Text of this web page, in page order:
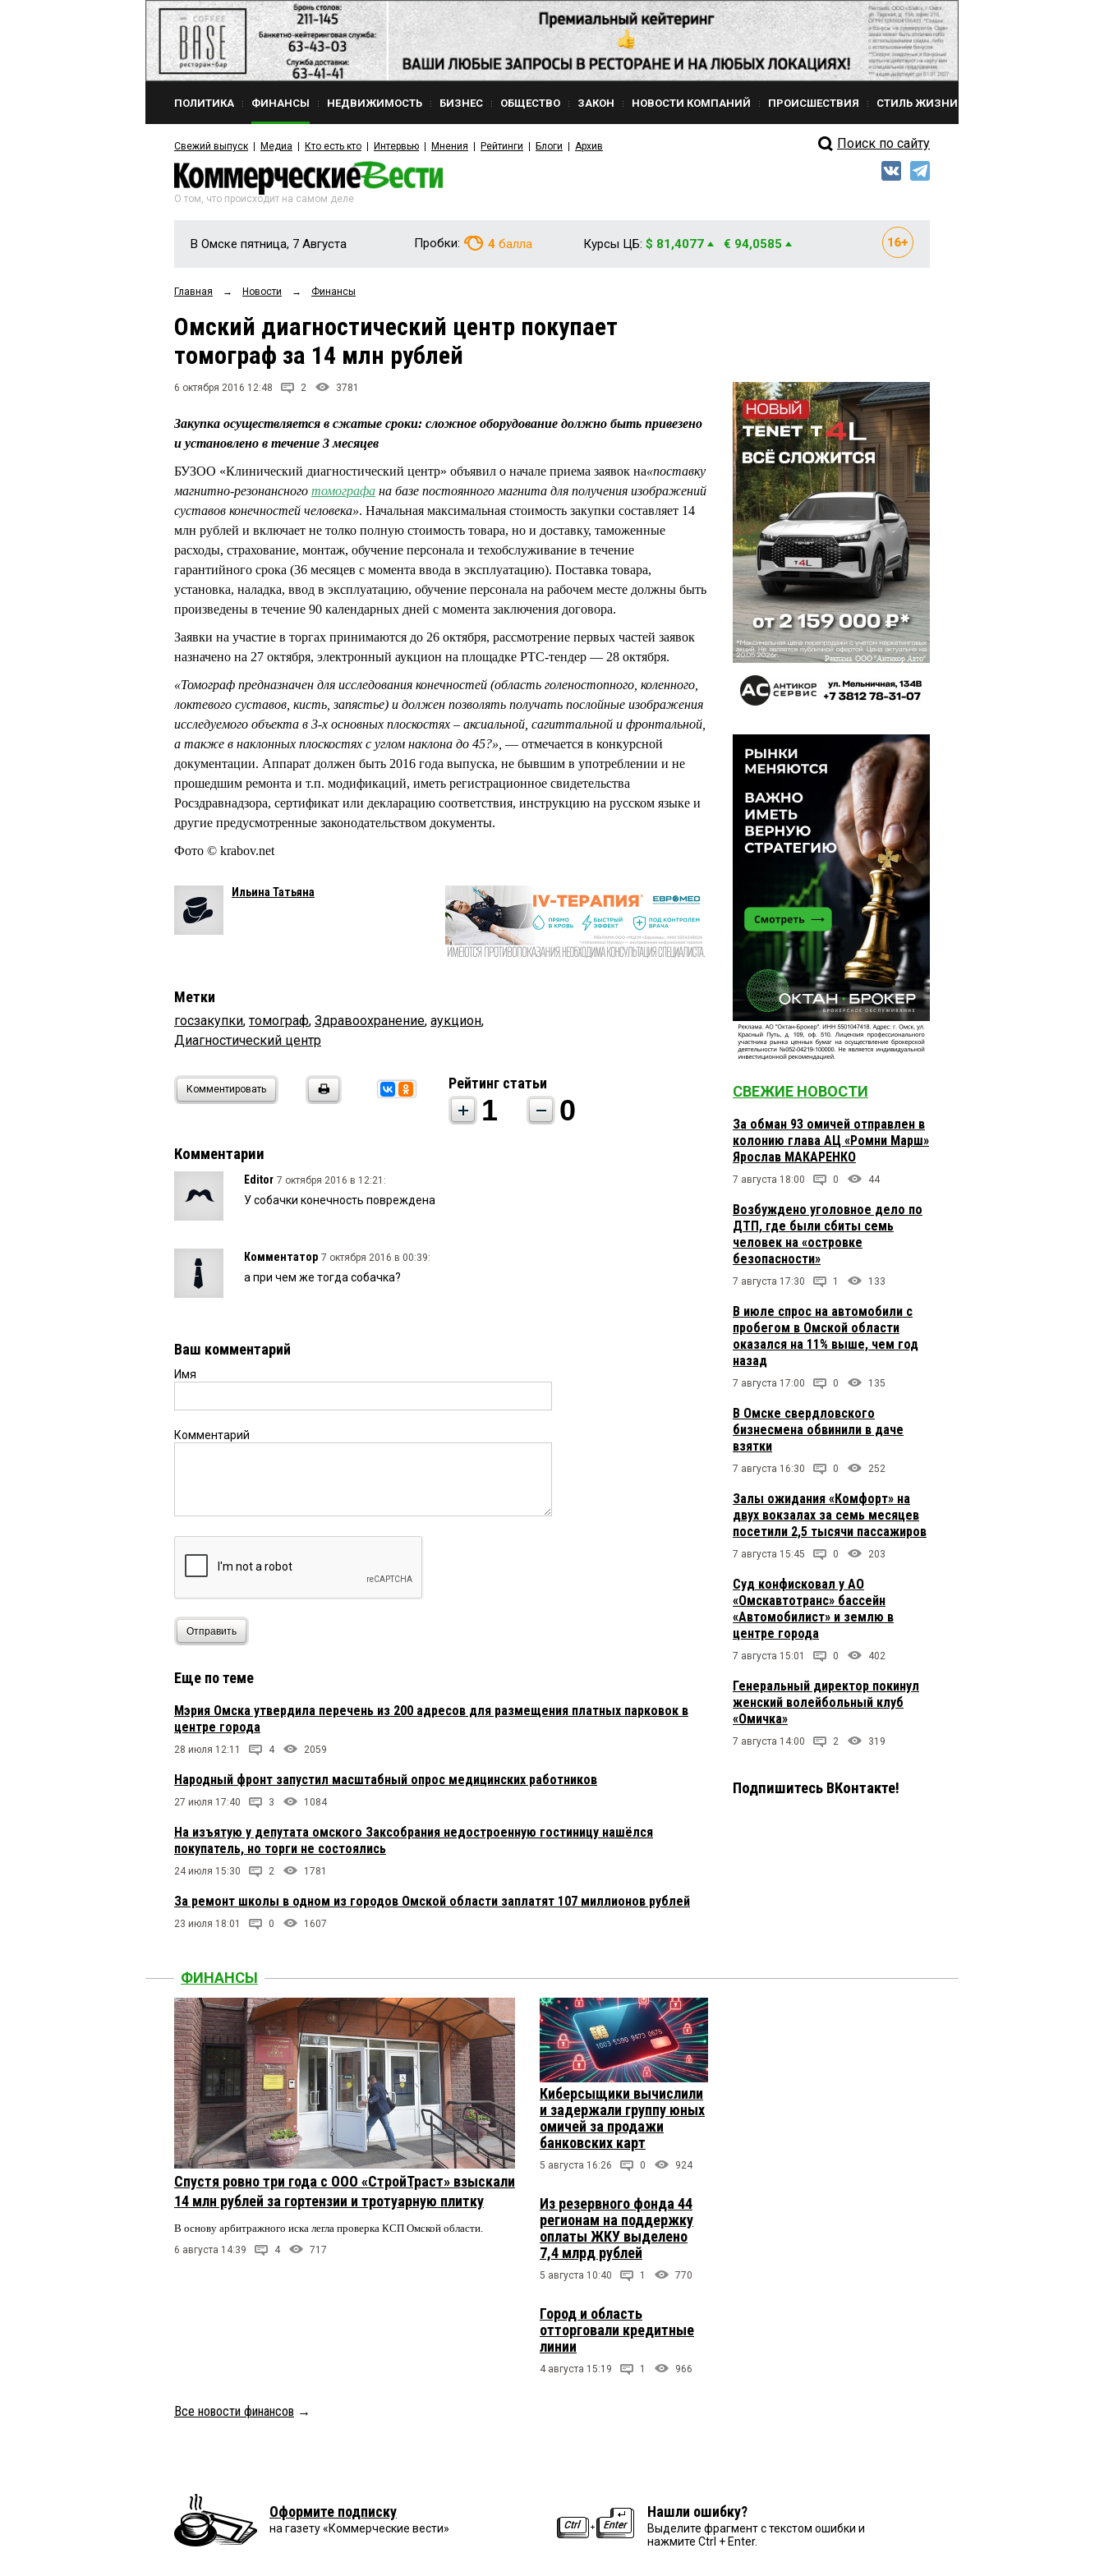
ПОЛИТИКА ФИНАНСЫ НЕДВИЖИМОСТЬ БИЗНЕС ОБЩЕСТВО ЗАКОН НОВОСТИ КОМПАНИЙ ПРОИСШЕСТВИЯ СТИЛЬ ЖИЗНИ
Свежий выпуск Медиа Кто есть кто Интервью Мнения Рейтинги Блоги Архив Поиск по сайту
О том, что происходит на самом деле
В Омске пятница, 7 Августа Пробки: 4 балла Курсы ЦБ: $ 81,4077 € 94,0585
Главная → Новости → Финансы
Омский диагностический центр покупает
томограф за 14 млн рублей
6 октября 2016 12:48 2 3781
Закупка осуществляется в сжатые сроки: сложное оборудование должно быть привезено
и установлено в течение 3 месяцев
БУЗОО «Клинический диагностический центр» объявил о начале приема заявок на«поставку
магнитно-резонансного томографа на базе постоянного магнита для получения изображений
суставов конечностей человека». Начальная максимальная стоимость закупки составляет 14
млн рублей и включает не толко полную стоимость товара, но и доставку, таможенные
расходы, страхование, монтаж, обучение персонала и техобслуживание в течение
гарантийного срока (36 месяцев с момента ввода в эксплуатацию). Поставка товара,
установка, наладка, ввод в эксплуатацию, обучение персонала на рабочем месте должны быть
произведены в течение 90 календарных дней с момента заключения договора.
Заявки на участие в торгах принимаются до 26 октября, рассмотрение первых частей заявок
назначено на 27 октября, электронный аукцион на площадке РТС-тендер — 28 октября.
«Томограф предназначен для исследования конечностей (область голеностопного, коленного,
локтевого суставов, кисть, запястье) и должен позволять получать послойные изображения
исследуемого объекта в 3-х основных плоскостях – аксиальной, сагиттальной и фронтальной,
а также в наклонных плоскостях с углом наклона до 45?», — отмечается в конкурсной
документации. Аппарат должен быть 2016 года выпуска, не бывшим в употреблении и не
прошедшим ремонта и т.п. модификаций, иметь регистрационное свидетельства
Росздравнадзора, сертификат или декларацию соответствия, инструкцию на русском языке и
другие предусмотренные законодательством документы.
Фото © krabov.net
Ильина Татьяна
Метки
госзакупки,томограф, Здравоохранение, аукцион,
Диагностический центр
Комментировать Рейтинг статьи
1 0
Комментарии
Editor 7 октября 2016 в 12:21:
У собачки конечность повреждена
Комментатор 7 октября 2016 в 00:39:
а при чем же тогда собачка?
Ваш комментарий
Имя
Комментарий
Отправить
Еще по теме
Мэрия Омска утвердила перечень из 200 адресов для размещения платных парковок в
центре города
28 июля 12:11 4 2059
Народный фронт запустил масштабный опрос медицинских работников
27 июля 17:40 3 1084
На изъятую у депутата омского Заксобрания недостроенную гостиницу нашёлся
покупатель, но торги не состоялись
24 июля 15:30 2 1781
За ремонт школы в одном из городов Омской области заплатят 107 миллионов рублей
23 июля 18:01 0 1607
СВЕЖИЕ НОВОСТИ
За обман 93 омичей отправлен в
колонию глава АЦ «Ромни Марш»
Ярослав МАКАРЕНКО
7 августа 18:00 0 44
Возбуждено уголовное дело по
ДТП, где были сбиты семь
человек на «островке
безопасности»
7 августа 17:30 1 133
В июле спрос на автомобили с
пробегом в Омской области
оказался на 11% выше, чем год
назад
7 августа 17:00 0 135
В Омске свердловского
бизнесмена обвинили в даче
взятки
7 августа 16:30 0 252
Залы ожидания «Комфорт» на
двух вокзалах за семь месяцев
посетили 2,5 тысячи пассажиров
7 августа 15:45 0 203
Суд конфисковал у АО
«Омскавтотранс» бассейн
«Автомобилист» и землю в
центре города
7 августа 15:01 0 402
Генеральный директор покинул
женский волейбольный клуб
«Омичка»
7 августа 14:00 2 319
Подпишитесь ВКонтакте!
ФИНАНСЫ
Спустя ровно три года с ООО «СтройТраст» взыскали
14 млн рублей за гортензии и тротуарную плитку
В основу арбитражного иска легла проверка КСП Омской области.
6 августа 14:39 4 717
Киберсыщики вычислили
и задержали группу юных
омичей за продажи
банковских карт
5 августа 16:26 0 924
Из резервного фонда 44
регионам на поддержку
оплаты ЖКУ выделено
7,4 млрд рублей
5 августа 10:40 1 770
Город и область
отторговали кредитные
линии
4 августа 15:19 1 966
Все новости финансов →
Оформите подписку
на газету «Коммерческие вести»
Нашли ошибку?
Выделите фрагмент с текстом ошибки и
нажмите Ctrl + Enter.